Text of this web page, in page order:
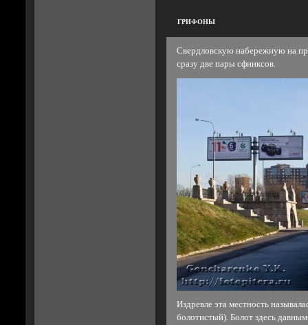
ГРИФОНЫ
Свердловскую набережную на
сразу две пары сфинксов.
Издревле эта местность
болотистый). Болот здесь